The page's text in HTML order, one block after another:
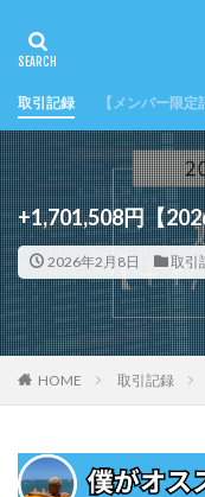
取引記録 【メンバー限定
+1,701,508円【
2026年2月8日 取引
HOME 取引記録